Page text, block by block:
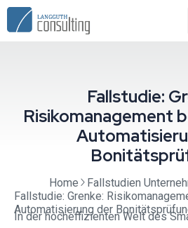
Fallstudie:
Risikomanagement
Home
Fallstudien
Fallstudie: Grenke:
Automatisierung der
In der hocheffizienten Welt des